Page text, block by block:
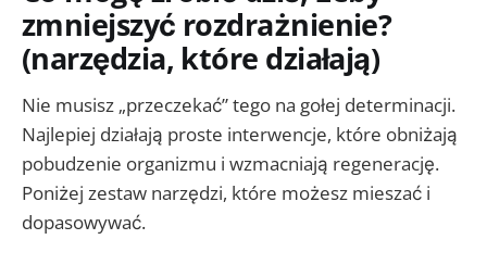
zmniejszyć rozdrażnienie?
(narzędzia, które działają)
Nie musisz „przeczekać” tego na gołej determinacji.
Najlepiej działają proste interwencje, które obniżają
pobudzenie organizmu i wzmacniają regenerację.
Poniżej zestaw narzędzi, które możesz mieszać i
dopasowywać.